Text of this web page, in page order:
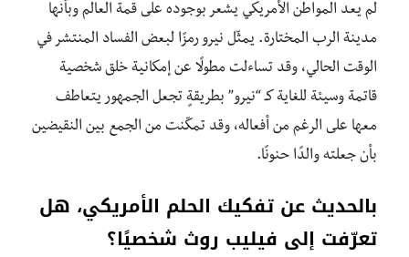
لم يعد المواطن الأمريكي يشعر بوجوده على قمة العالم وبأنها
مدينة الرب المختارة. يمثّل نيرو رمزًا لبعض الفساد المنتشر في
الوقت الحالي، وقد تساءلت مطولًا عن إمكانية خلق شخصية
قاتمة وسيئة للغاية كـ “نيرو” بطريقةٍ تجعل الجمهور يتعاطف
معها على الرغم من أفعاله، وقد تمكّنت من الجمع بين النقيضين
بأن جعلته والدًا حنونًا.
بالحديث عن تفكيك الحلم الأمريكي، هل
تعرّفت إلى فيليب روث شخصيًا؟